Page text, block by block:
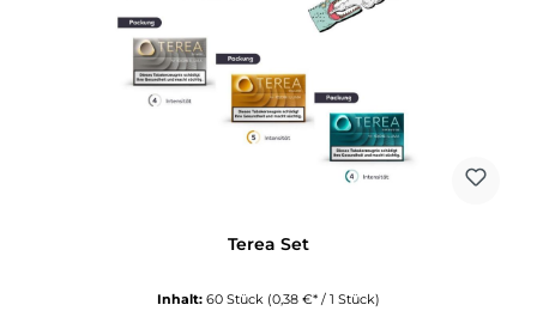
Terea Set
Inhalt: 60 Stück (0,38 €* / 1 Stück)